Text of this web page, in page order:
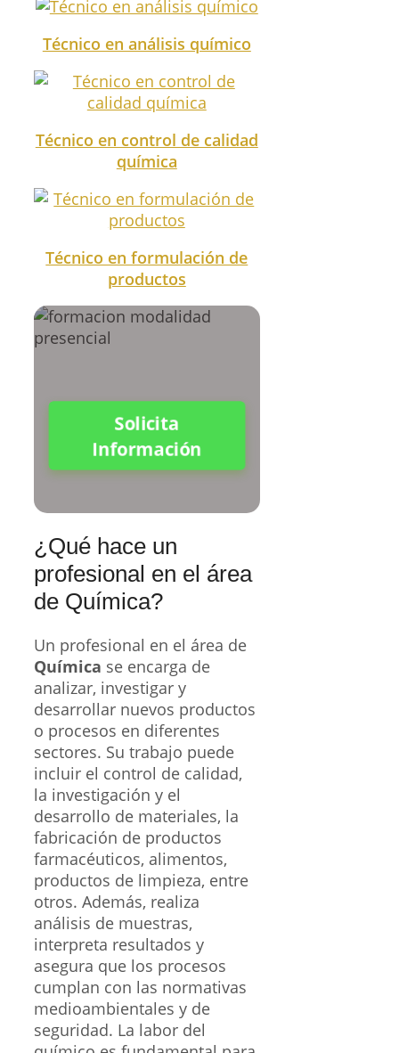
Técnico en análisis químico
Técnico en control de calidad
química
Técnico en formulación de
productos
Solicita
Información
¿Qué hace un
profesional en el área
de Química?
Un profesional en el área de
Química se encarga de
analizar, investigar y
desarrollar nuevos productos
o procesos en diferentes
sectores. Su trabajo puede
incluir el control de calidad,
la investigación y el
desarrollo de materiales, la
fabricación de productos
farmacéuticos, alimentos,
productos de limpieza, entre
otros. Además, realiza
análisis de muestras,
interpreta resultados y
asegura que los procesos
cumplan con las normativas
medioambientales y de
seguridad. La labor del